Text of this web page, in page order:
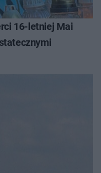
16-letniej Mai